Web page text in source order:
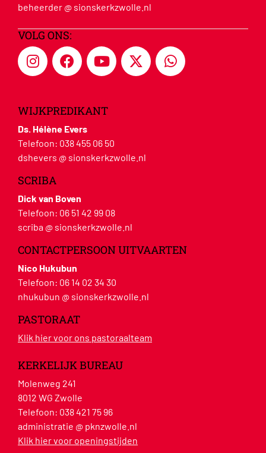
beheerder @ sionskerkzwolle.nl
VOLG ONS:
WIJKPREDIKANT
Ds. Hélène Evers
Telefoon: 038 455 06 50
dshevers @ sionskerkzwolle.nl
SCRIBA
Dick van Boven
Telefoon: 06 51 42 99 08
scriba @ sionskerkzwolle.nl
CONTACTPERSOON UITVAARTEN
Nico Hukubun
Telefoon: 06 14 02 34 30
nhukubun @ sionskerkzwolle.nl
PASTORAAT
Klik hier voor ons pastoraalteam
KERKELIJK BUREAU
Molenweg 241
8012 WG Zwolle
Telefoon: 038 421 75 96
administratie @ pknzwolle.nl
Klik hier voor openingstijden